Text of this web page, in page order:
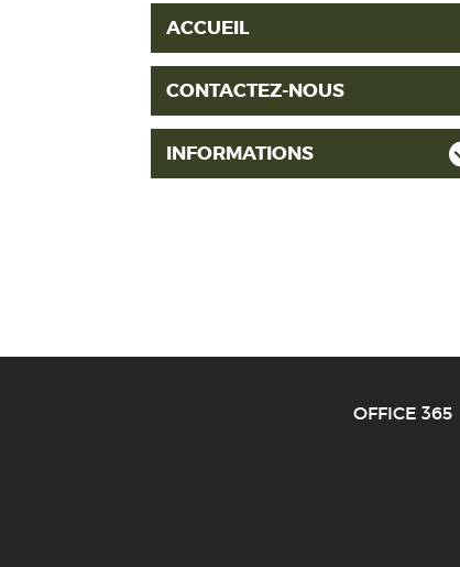
ACCUEIL
CONTACTEZ-NOUS
INFORMATIONS
OFFICE 365